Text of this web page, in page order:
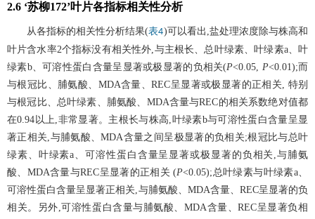
2.6 ‘苏柳172’叶片各指标相关性分析
从各指标的相关性分析结果(表4)可以看出,盐处理浓度除与株高和
叶片含水率2个指标没有相关性外,与主根长、总叶绿素、叶绿素a、叶
绿素b、可溶性蛋白含量呈显著或极显著的负相关(P<0.05, P<0.01);而
与根冠比、脯氨酸、MDA含量、REC呈显著或极显著的正相关, 特别
与根冠比、总叶绿素、脯氨酸、MDA含量与REC的相关系数绝对值都
在0.94以上,非常显著。主根长与株高,叶绿素b与可溶性蛋白含量呈显
著正相关,与脯氨酸、MDA含量之间呈极显著的负相关;根冠比与总叶
绿素、叶绿素a、可溶性蛋白含量呈显著或极显著的负相关,与脯氨
酸、MDA含量与REC呈显著的正相关 (P<0.05);总叶绿素与叶绿素a、
可溶性蛋白含量呈显著正相关,与脯氨酸、MDA含量、REC呈显著的负
相关。另外,可溶性蛋白含量与脯氨酸、MDA含量、REC呈显著负相